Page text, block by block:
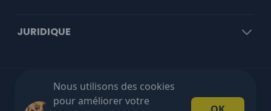
Nous utilisons des cookies
pour améliorer votre
JURIDIQUE
Livraison gratuite à partir de €100 HT!